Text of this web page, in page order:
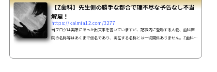
【Z歯科】先生側の勝手な都合で理不尽な予告なし不当
解雇！
https://kalmia12.com/3277
当ブログは実際にあった出来事を書いていますが、記事内に登場する人物、歯科医
院の名称等はあくまで仮名であり、実在する名称とは一切関係ありません。Z歯科医